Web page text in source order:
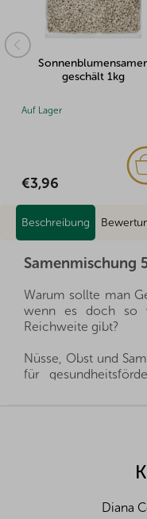
geschält 1kg
Auf Lager
€3,96
Beschreibung
Samenmischung
Warum sollte man
wenn es doch so
Reichweite gibt?
Nüsse, Obst und
für
hervorragend. Sie
Wir importieren
und des fairenDiana